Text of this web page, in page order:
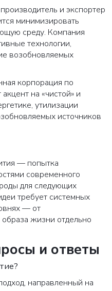
и экспортер
минимизировать
среду. Компания
технологии,
возобновляемых
корпорация по
на «чистой» и
утилизации
источников
— попытка
современного
для следующих
требует системных
— от
жизни отдельно
и ответы
направленный на